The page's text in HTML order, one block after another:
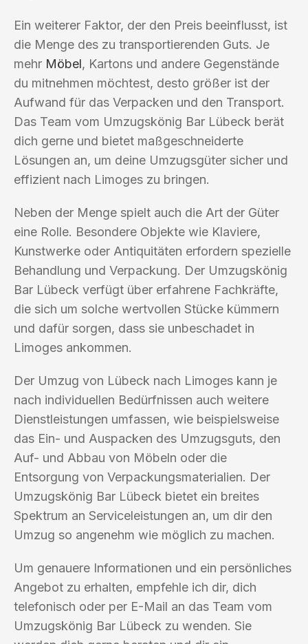
Ein weiterer Faktor, der den Preis beeinflusst, ist
die Menge des zu transportierenden Guts. Je
mehr Möbel, Kartons und andere Gegenstände
du mitnehmen möchtest, desto größer ist der
Aufwand für das Verpacken und den Transport.
Das Team vom Umzugskönig Bar Lübeck berät
dich gerne und bietet maßgeschneiderte
Lösungen an, um deine Umzugsgüter sicher und
effizient nach Limoges zu bringen.
Neben der Menge spielt auch die Art der Güter
eine Rolle. Besondere Objekte wie Klaviere,
Kunstwerke oder Antiquitäten erfordern spezielle
Behandlung und Verpackung. Der Umzugskönig
Bar Lübeck verfügt über erfahrene Fachkräfte,
die sich um solche wertvollen Stücke kümmern
und dafür sorgen, dass sie unbeschadet in
Limoges ankommen.
Der Umzug von Lübeck nach Limoges kann je
nach individuellen Bedürfnissen auch weitere
Dienstleistungen umfassen, wie beispielsweise
das Ein- und Auspacken des Umzugsguts, den
Auf- und Abbau von Möbeln oder die
Entsorgung von Verpackungsmaterialien. Der
Umzugskönig Bar Lübeck bietet ein breites
Spektrum an Serviceleistungen an, um dir den
Umzug so angenehm wie möglich zu machen.
Um genauere Informationen und ein persönliches
Angebot zu erhalten, empfehle ich dir, dich
telefonisch oder per E-Mail an das Team vom
Umzugskönig Bar Lübeck zu wenden. Sie